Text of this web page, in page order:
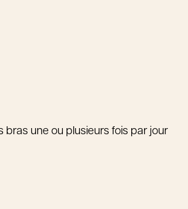
bras une ou plusieurs fois par jour